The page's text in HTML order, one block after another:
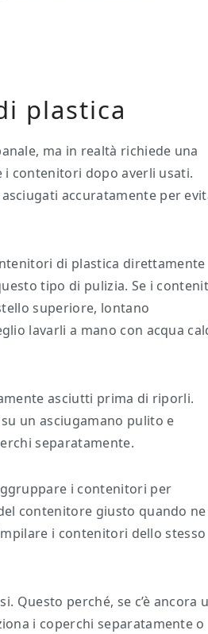
plastica
ma in realtà richiede una
contenitori dopo averli usati.
accuratamente per
di plastica direttamente
tipo di pulizia. Se i
superiore, lontano
lavarli a mano con acqua
asciutti prima di riporli.
un asciugamano pulito e
separatamente.
i contenitori per
contenitore giusto quando ne
i contenitori dello stesso
Questo perché, se c’è ancora
i coperchi separatamente o